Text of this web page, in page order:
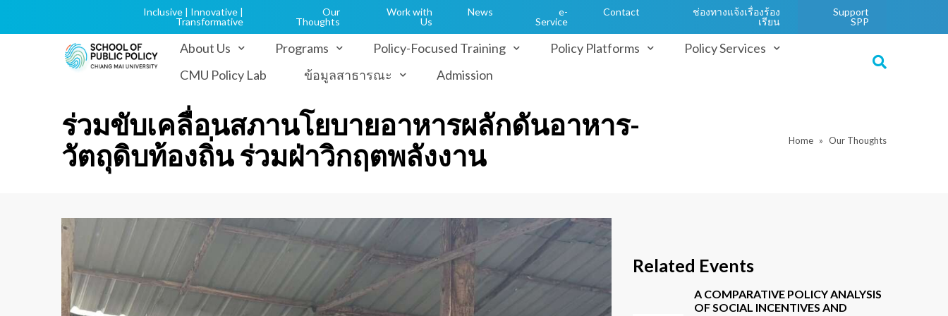
About Us Programs Policy-Focused Training Policy Platforms
Policy Services
CMU Policy Lab
ข้อมูลสาธารณะ Admission
Inclusive | Innovative |
Transformative
Our
Thoughts
Work with
Us
News
e-
Service
Contact
ช่องทางแจ้งเรื่องร้อง
เรียน
Support
SPP
Home Our Thoughts
ร่วมขับเคลื่อนสภานโยบายอาหารผลักดันอาหาร-
วัตถุดิบท้องถิ่น ร่วมฝ่าวิกฤตพลังงาน
Related Events
A COMPARATIVE POLICY ANALYSIS
OF SOCIAL INCENTIVES AND